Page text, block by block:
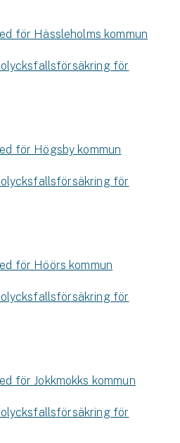
för Hässleholms kommun
olycksfallsförsäkring för
för Högsby kommun
olycksfallsförsäkring för
för Höörs kommun
olycksfallsförsäkring för
för Jokkmokks kommun
olycksfallsförsäkring för